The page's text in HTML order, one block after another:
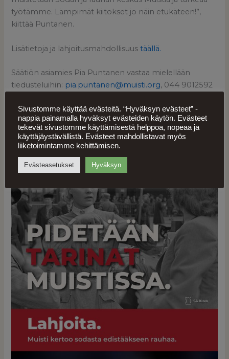
työtämme. Lämpimät kiitokset jo näin etukäteen!”,
kiittää Puntanen.
Lisätietoja ja lahjoitusmahdollisuustäällä.
Säätiön asiamies Pia Puntanen vastaa mielellään
tiedusteluihin: pia.puntanen@muisti.org, 044 9012592
RA/2020/984
Sivustomme käyttää evästeitä. “Hyväksyn evästeet” -
nappia painamalla hyväksyt evästeiden käytön. Evästeet
tekevät sivustomme käyttämisestä helppoa, nopeaa ja
käyttäjäystävällistä. Evästeet mahdollistavat myös
liiketoimintamme kehittämisen.
Evästeasetukset Hyväksyn